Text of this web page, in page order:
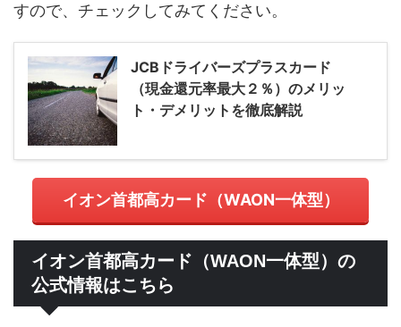
すので、チェックしてみてください。
JCBドライバーズプラスカード
（現金還元率最大２％）のメリッ
ト・デメリットを徹底解説
イオン首都高カード（WAON一体型）
イオン首都高カード（WAON一体型）の
公式情報はこちら